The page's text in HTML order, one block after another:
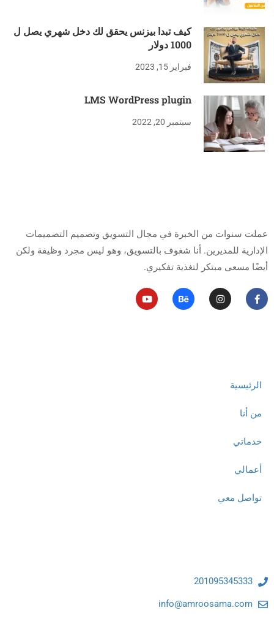
كيف تبدأ بيزنس يحقق لك دخل شهري يصل ل
1000 دولار
فبراير 15, 2023
LMS WordPress plugin
سبتمبر 20, 2022
عملت سنوات من الخبرة في مجال التسويق وتصميم التصميمات
الإدارية للمديرين. أنا شغوف بالتسويق، وهو ليس مجرد وظيفة ولكن
أيضًا مسعى مبتكر لتغذية تفكيري.
الرئيسية
من أنا
خدماتي
أعمالي
تواصل معي
201095345333
info@amroosama.com